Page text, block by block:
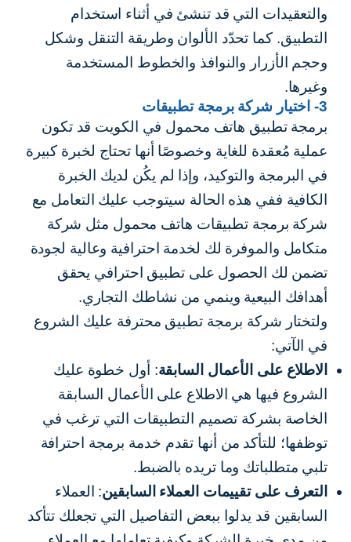
والتعقيدات التي قد تنشئ في أثناء استخدام
التطبيق. كما تحدّد الألوان وطريقة التنقل وشكل
وحجم الأزرار والنوافذ والخطوط المستخدمة
وغيرها.
3- اختيار شركة برمجة تطبيقات
برمجة تطبيق هاتف محمول في الكويت قد تكون
عملية مُعقدة للغاية وخصوصًا أنها تحتاج لخبرة كبيرة
في البرمجة والتوكيد، وإذا لم يكُن لديك الخبرة
الكافية ففي هذه الحالة سيتوجب عليك التعامل مع
شركة برمجة تطبيقات هاتف محمول مثل شركة
متكامل والموفرة لك لخدمة احترافية وعالية لجودة
تضمن لك الحصول على تطبيق احترافي يحقق
أهدافك البيعية وينمي من نشاطك التجاري.
ولتختار شركة برمجة تطبيق محترفة عليك الشروع
في الآتي:
الاطلاع على الأعمال السابقة: أول خطوة عليك
الشروع فيها هي الاطلاع على الأعمال السابقة
الخاصة بشركة تصميم التطبيقات التي ترغب في
توظفها؛ للتأكد من أنها تقدم خدمة برمجة احترافة
تلبي متطلباتك وما تريده بالضبط.
التعرف على تقييمات العملاء السابقين: العملاء
السابقين قد يدلوا ببعض التفاصيل التي تجعلك تتأكد